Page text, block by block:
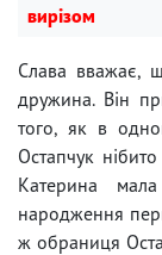
вирізом
Слава вважає,
дружина. Він
того, як в
Остапчук
Катерина
народження
ж обраниця